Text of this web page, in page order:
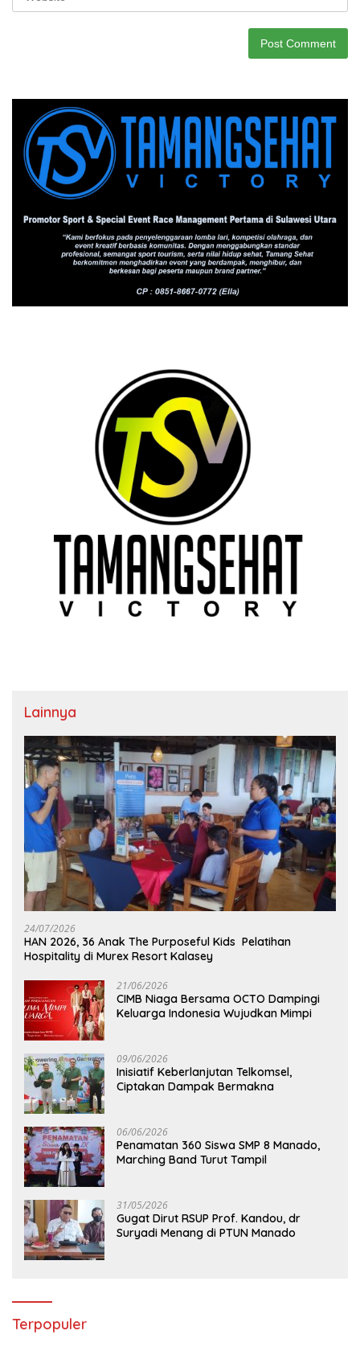
Lainnya
24/07/2026
HAN 2026, 36 Anak The Purposeful Kids Pelatihan
Hospitality di Murex Resort Kalasey
21/06/2026
CIMB Niaga Bersama OCTO Dampingi
Keluarga Indonesia Wujudkan Mimpi
09/06/2026
Inisiatif Keberlanjutan Telkomsel,
Ciptakan Dampak Bermakna
06/06/2026
Penamatan 360 Siswa SMP 8 Manado,
Marching Band Turut Tampil
31/05/2026
Gugat Dirut RSUP Prof. Kandou, dr
Suryadi Menang di PTUN Manado
Terpopuler